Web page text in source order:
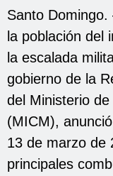
Santo
la población del
la escalada
gobierno de la
del Ministerio
(MICM),
13 de marzo de
principales